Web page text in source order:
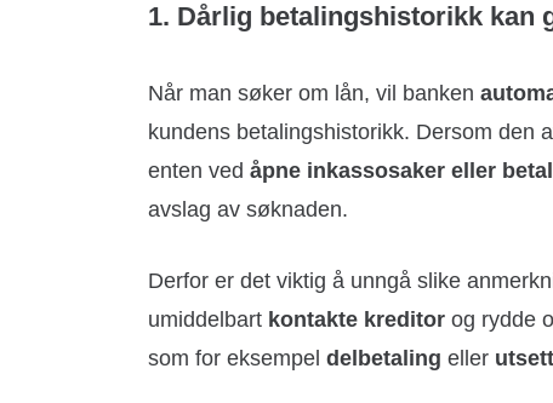
1. Dårlig betalingshistorikk kan
Når man søker om lån, vil banken
kundens betalingshistorikk. Dersom den
enten ved åpne inkassosaker eller
avslag av søknaden.
Derfor er det viktig å unngå slike
umiddelbart kontakte kreditor og rydde
som for eksempel delbetaling eller